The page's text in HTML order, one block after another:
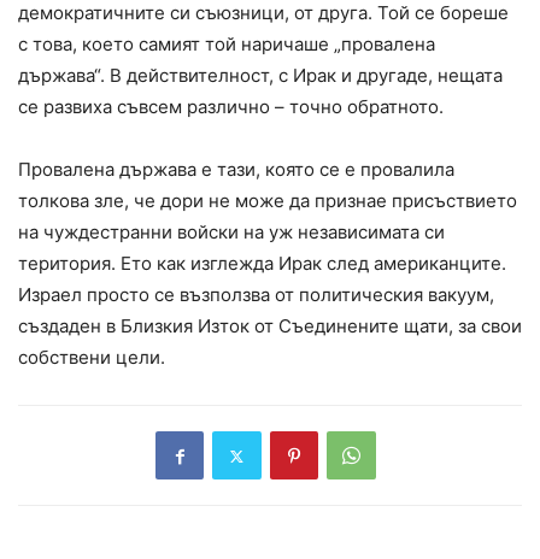
демократичните си съюзници, от друга. Той се бореше
с това, което самият той наричаше „провалена
държава“. В действителност, с Ирак и другаде, нещата
се развиха съвсем различно – точно обратното.
Провалена държава е тази, която се е провалила
толкова зле, че дори не може да признае присъствието
на чуждестранни войски на уж независимата си
територия. Ето как изглежда Ирак след американците.
Израел просто се възползва от политическия вакуум,
създаден в Близкия Изток от Съединените щати, за свои
собствени цели.